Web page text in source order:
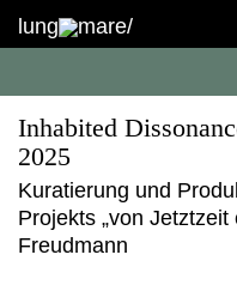
lung mare/
Inhabited
2025
Kuratierung und
Projekts „von Jetztzeit
Freudmann